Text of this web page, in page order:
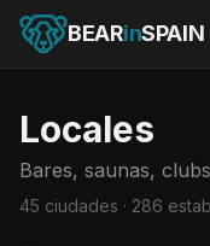
BEARinSPAIN
Locales
Bares, saunas,
45 ciudades · 286